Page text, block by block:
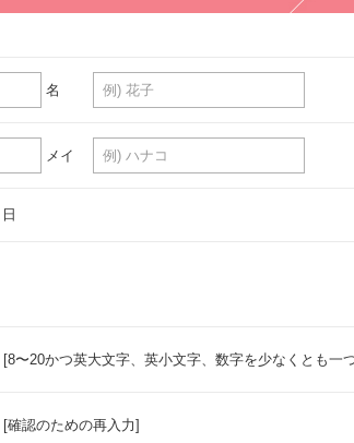
名
メイ
日
[8〜20かつ英大文字、英小文字、数字を少なくとも一
[確認のための再入力]